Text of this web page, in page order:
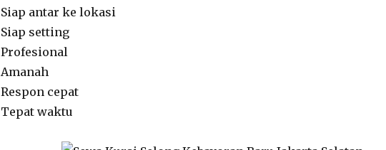
Siap antar ke lokasi
Siap setting
Profesional
Amanah
Respon cepat
Tepat waktu